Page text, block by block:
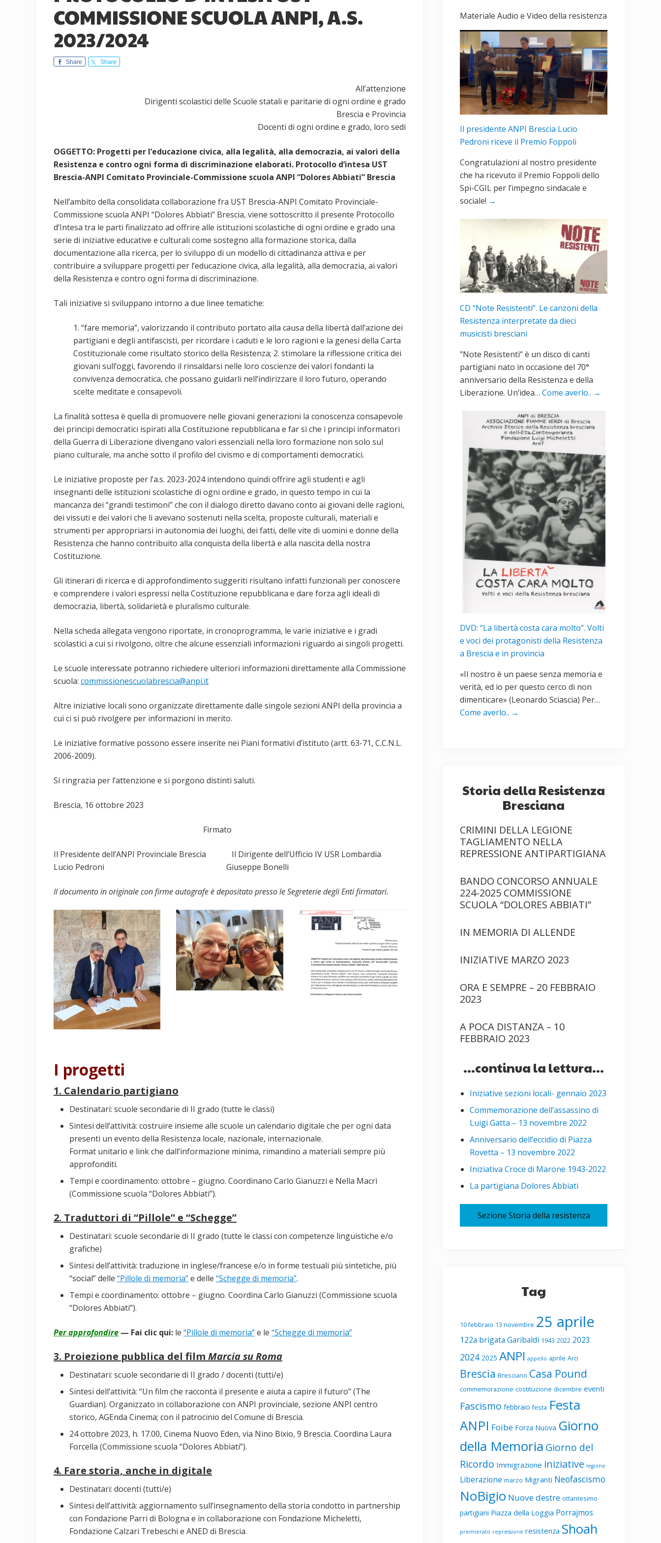
COMMISSIONE SCUOLA ANPI, A.S.
2023/2024
Share Share
All’attenzione
Dirigenti scolastici delle Scuole statali e paritarie di ogni ordine e grado
Brescia e Provincia
Docenti di ogni ordine e grado, loro sedi
OGGETTO: Progetti per l’educazione civica, alla legalità, alla democrazia, ai valori della
Resistenza e contro ogni forma di discriminazione elaborati. Protocollo d’intesa UST
Brescia-ANPI Comitato Provinciale-Commissione scuola ANPI “Dolores Abbiati” Brescia
Nell’ambito della consolidata collaborazione fra UST Brescia-ANPI Comitato Provinciale-
Commissione scuola ANPI “Dolores Abbiati” Brescia, viene sottoscritto il presente Protocollo
d’Intesa tra le parti finalizzato ad offrire alle istituzioni scolastiche di ogni ordine e grado una
serie di iniziative educative e culturali come sostegno alla formazione storica, dalla
documentazione alla ricerca, per lo sviluppo di un modello di cittadinanza attiva e per
contribuire a sviluppare progetti per l’educazione civica, alla legalità, alla democrazia, ai valori
della Resistenza e contro ogni forma di discriminazione.
Tali iniziative si sviluppano intorno a due linee tematiche:
1. “fare memoria”, valorizzando il contributo portato alla causa della libertà dall’azione dei
partigiani e degli antifascisti, per ricordare i caduti e le loro ragioni e la genesi della Carta
Costituzionale come risultato storico della Resistenza; 2. stimolare la riflessione critica dei
giovani sull’oggi, favorendo il rinsaldarsi nelle loro coscienze dei valori fondanti la
convivenza democratica, che possano guidarli nell’indirizzare il loro futuro, operando
scelte meditate e consapevoli.
La finalità sottesa è quella di promuovere nelle giovani generazioni la conoscenza consapevole
dei principi democratici ispirati alla Costituzione repubblicana e far sì che i principi informatori
della Guerra di Liberazione divengano valori essenziali nella loro formazione non solo sul
piano culturale, ma anche sotto il profilo del civismo e di comportamenti democratici.
Le iniziative proposte per l’a.s. 2023-2024 intendono quindi offrire agli studenti e agli
insegnanti delle istituzioni scolastiche di ogni ordine e grado, in questo tempo in cui la
mancanza dei “grandi testimoni” che con il dialogo diretto davano conto ai giovani delle ragioni,
dei vissuti e dei valori che li avevano sostenuti nella scelta, proposte culturali, materiali e
strumenti per appropriarsi in autonomia dei luoghi, dei fatti, delle vite di uomini e donne della
Resistenza che hanno contribuito alla conquista della libertà e alla nascita della nostra
Costituzione.
Gli itinerari di ricerca e di approfondimento suggeriti risultano infatti funzionali per conoscere
e comprendere i valori espressi nella Costituzione repubblicana e dare forza agli ideali di
democrazia, libertà, solidarietà e pluralismo culturale.
Nella scheda allegata vengono riportate, in cronoprogramma, le varie iniziative e i gradi
scolastici a cui si rivolgono, oltre che alcune essenziali informazioni riguardo ai singoli progetti.
Le scuole interessate potranno richiedere ulteriori informazioni direttamente alla Commissione
scuola: commissionescuolabrescia@anpi.it
Altre iniziative locali sono organizzate direttamente dalle singole sezioni ANPI della provincia a
cui ci si può rivolgere per informazioni in merito.
Le iniziative formative possono essere inserite nei Piani formativi d’istituto (artt. 63-71, C.C.N.L.
2006-2009).
Si ringrazia per l’attenzione e si porgono distinti saluti.
Brescia, 16 ottobre 2023
Firmato
Il Presidente dell’ANPI Provinciale Brescia Il Dirigente dell’Ufficio IV USR Lombardia
Lucio Pedroni Giuseppe Bonelli
Il documento in originale con firme autografe è depositato presso le Segreterie degli Enti firmatari.
I progetti
1. Calendario partigiano
Destinatari: scuole secondarie di II grado (tutte le classi)
Sintesi dell’attività: costruire insieme alle scuole un calendario digitale che per ogni data
presenti un evento della Resistenza locale, nazionale, internazionale.
Format unitario e link che dall’informazione minima, rimandino a materiali sempre più
approfonditi.
Tempi e coordinamento: ottobre – giugno. Coordinano Carlo Gianuzzi e Nella Macrì
(Commissione scuola “Dolores Abbiati”).
2. Traduttori di “Pillole” e “Schegge”
Destinatari: scuole secondarie di II grado (tutte le classi con competenze linguistiche e/o
grafiche)
Sintesi dell’attività: traduzione in inglese/francese e/o in forme testuali più sintetiche, più
“social” delle “Pillole di memoria”e delle “Schegge di memoria”.
Tempi e coordinamento: ottobre – giugno. Coordina Carlo Gianuzzi (Commissione scuola
“Dolores Abbiati”).
Per approfondire — Fai clic qui: le “Pillole di memoria”e le “Schegge di memoria”
3. Proiezione pubblica del film Marcia su Roma
Destinatari: scuole secondarie di II grado / docenti (tutti/e)
Sintesi dell’attività: “Un film che racconta il presente e aiuta a capire il futuro” (The
Guardian). Organizzato in collaborazione con ANPI provinciale, sezione ANPI centro
storico, AGEnda Cinema; con il patrocinio del Comune di Brescia.
24 ottobre 2023, h. 17.00, Cinema Nuovo Eden, via Nino Bixio, 9 Brescia. Coordina Laura
Forcella (Commissione scuola “Dolores Abbiati”).
4. Fare storia, anche in digitale
Destinatari: docenti (tutti/e)
Sintesi dell’attività: aggiornamento sull’insegnamento della storia condotto in partnership
con Fondazione Parri di Bologna e in collaborazione con Fondazione Micheletti,
Fondazione Calzari Trebeschi e ANED di Brescia.
primaria
Materiale Audio e Video della resistenza
Il presidente ANPI Brescia Lucio
Pedroni riceve il Premio Foppoli
Congratulazioni al nostro presidente
che ha ricevuto il Premio Foppoli dello
Spi-CGIL per l’impegno sindacale e
sociale! →
CD “Note Resistenti”. Le canzoni della
Resistenza interpretate da dieci
musicisti bresciani
"Note Resistenti" è un disco di canti
partigiani nato in occasione del 70°
anniversario della Resistenza e della
Liberazione. Un’idea… Come averlo.. →
DVD: “La libertà costa cara molto”. Volti
e voci dei protagonisti della Resistenza
a Brescia e in provincia
«Il nostro è un paese senza memoria e
verità, ed io per questo cerco di non
dimenticare» (Leonardo Sciascia) Per…
Come averlo.. →
Storia della Resistenza
Bresciana
CRIMINI DELLA LEGIONE
TAGLIAMENTO NELLA
REPRESSIONE ANTIPARTIGIANA
BANDO CONCORSO ANNUALE
224-2025 COMMISSIONE
SCUOLA “DOLORES ABBIATI”
IN MEMORIA DI ALLENDE
INIZIATIVE MARZO 2023
ORA E SEMPRE – 20 FEBBRAIO
2023
A POCA DISTANZA – 10
FEBBRAIO 2023
...continua la lettura...
Iniziative sezioni locali- gennaio 2023
Commemorazione dell’assassino di
Luigi Gatta – 13 novembre 2022
Anniversario dell’eccidio di Piazza
Rovetta – 13 novembre 2022
Iniziativa Croce di Marone 1943-2022
La partigiana Dolores Abbiati
Sezione Storia della resistenza
Tag
10 febbraio 13 novembre 25 aprile
122a brigata Garibaldi 1943 2022 2023
2024 2025 ANPI appello aprile Arci
Brescia Bresciano Casa Pound
commemorazione costituzione dicembre eventi
Fascismo febbraio festa Festa
ANPI Foibe Forza Nuova Giorno
della Memoria Giorno del
Ricordo Immigrazione iniziative legione
Liberazione marzo Migranti Neofascismo
NoBigio Nuove destre ottantesimo
partigiani Piazza della Loggia Porrajmos
premierato repressione resistenza Shoah